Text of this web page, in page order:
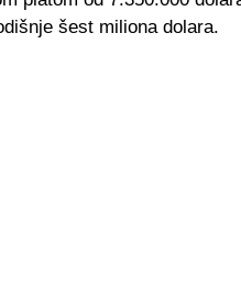
šest miliona dolara.